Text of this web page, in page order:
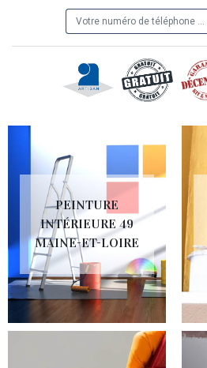
PEINTURE
INTÉRIEURE 49
MAINE-ET-LOIRE